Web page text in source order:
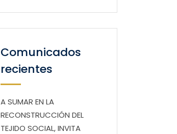
Comunicados
recientes
A SUMAR EN LA
RECONSTRUCCIÓN DEL
TEJIDO SOCIAL, INVITA